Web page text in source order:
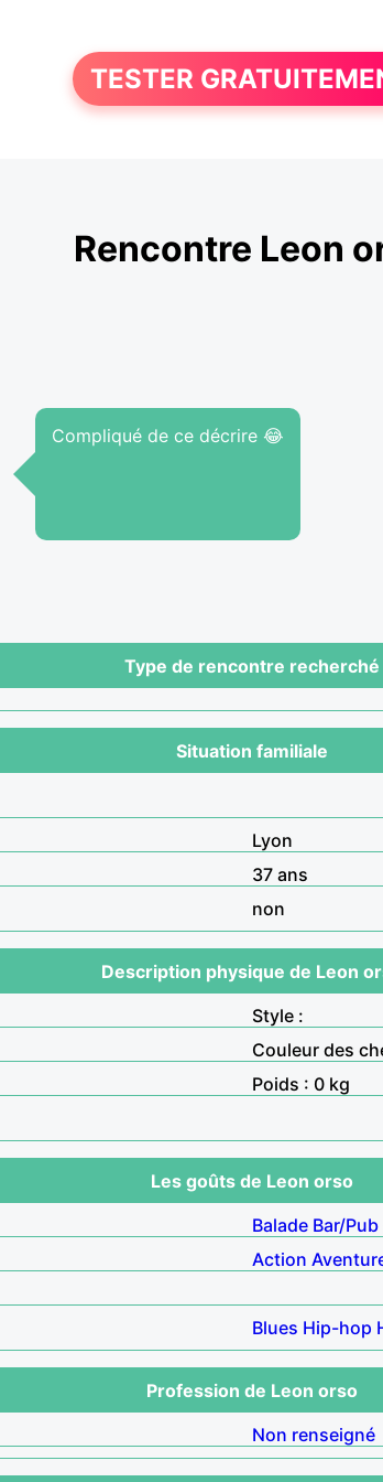
TESTER
Rencontre Leon
Compliqué de ce décrire 😂
Type de rencontre recherché
Situation familiale
Lyon
37 ans
non
Description physique de Leon
Style :
Couleur des
Poids : 0 kg
Les goûts de Leon orso
Balade Bar/Pub
Action
Blues Hip-hop
Profession de Leon orso
Non renseigné